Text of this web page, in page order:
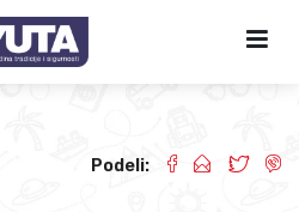
Podeli: